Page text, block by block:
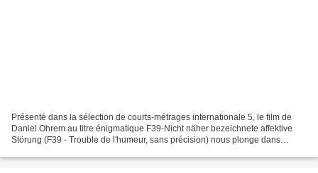
Présenté dans la sélection de courts-métrages internationale 5, le film de
Daniel Ohrem au titre énigmatique F39-Nicht näher bezeichnete affektive
Störung (F39 - Trouble de l'humeur, sans précision) nous plonge dans